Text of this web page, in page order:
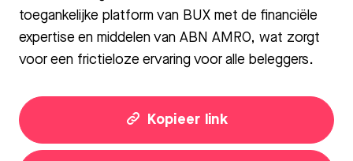
toegankelijke platform van BUX met de financiële
expertise en middelen van ABN AMRO, wat zorgt
voor een frictieloze ervaring voor alle beleggers.
Kopieer link